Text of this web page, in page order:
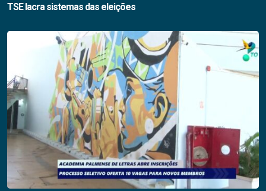
TSE lacra sistemas das eleições